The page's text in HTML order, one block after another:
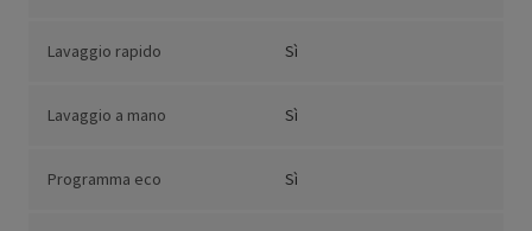
Lavaggio rapido Sì
Lavaggio a mano Sì
Programma eco Sì